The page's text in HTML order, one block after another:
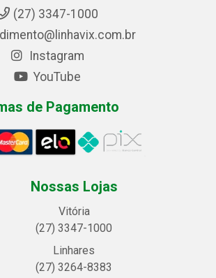
(27) 3347-1000
Instagram
YouTube
de Pagamento
Nossas Lojas
Vitória
(27) 3347-1000
Linhares
(27) 3264-8383